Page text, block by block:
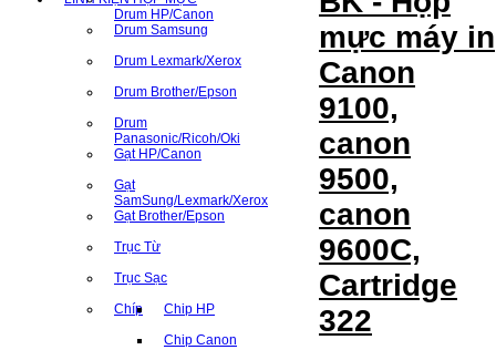
Drum HP/Canon
Drum Samsung
Drum Lexmark/Xerox
Drum Brother/Epson
Drum
Panasonic/Ricoh/Oki
Gạt HP/Canon
Gạt
SamSung/Lexmark/Xerox
Gạt Brother/Epson
Trục Từ
Trục Sạc
Chíp Chip HP
Chip Canon
mực máy in
Canon
9100,
canon
9500,
canon
9600C,
Cartridge
322